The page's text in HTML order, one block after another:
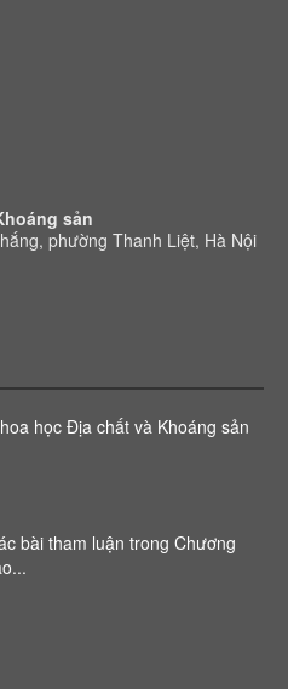
sản
phường Thanh Liệt, Hà Nội
học Địa chất và Khoáng sản
bài tham luận trong Chương